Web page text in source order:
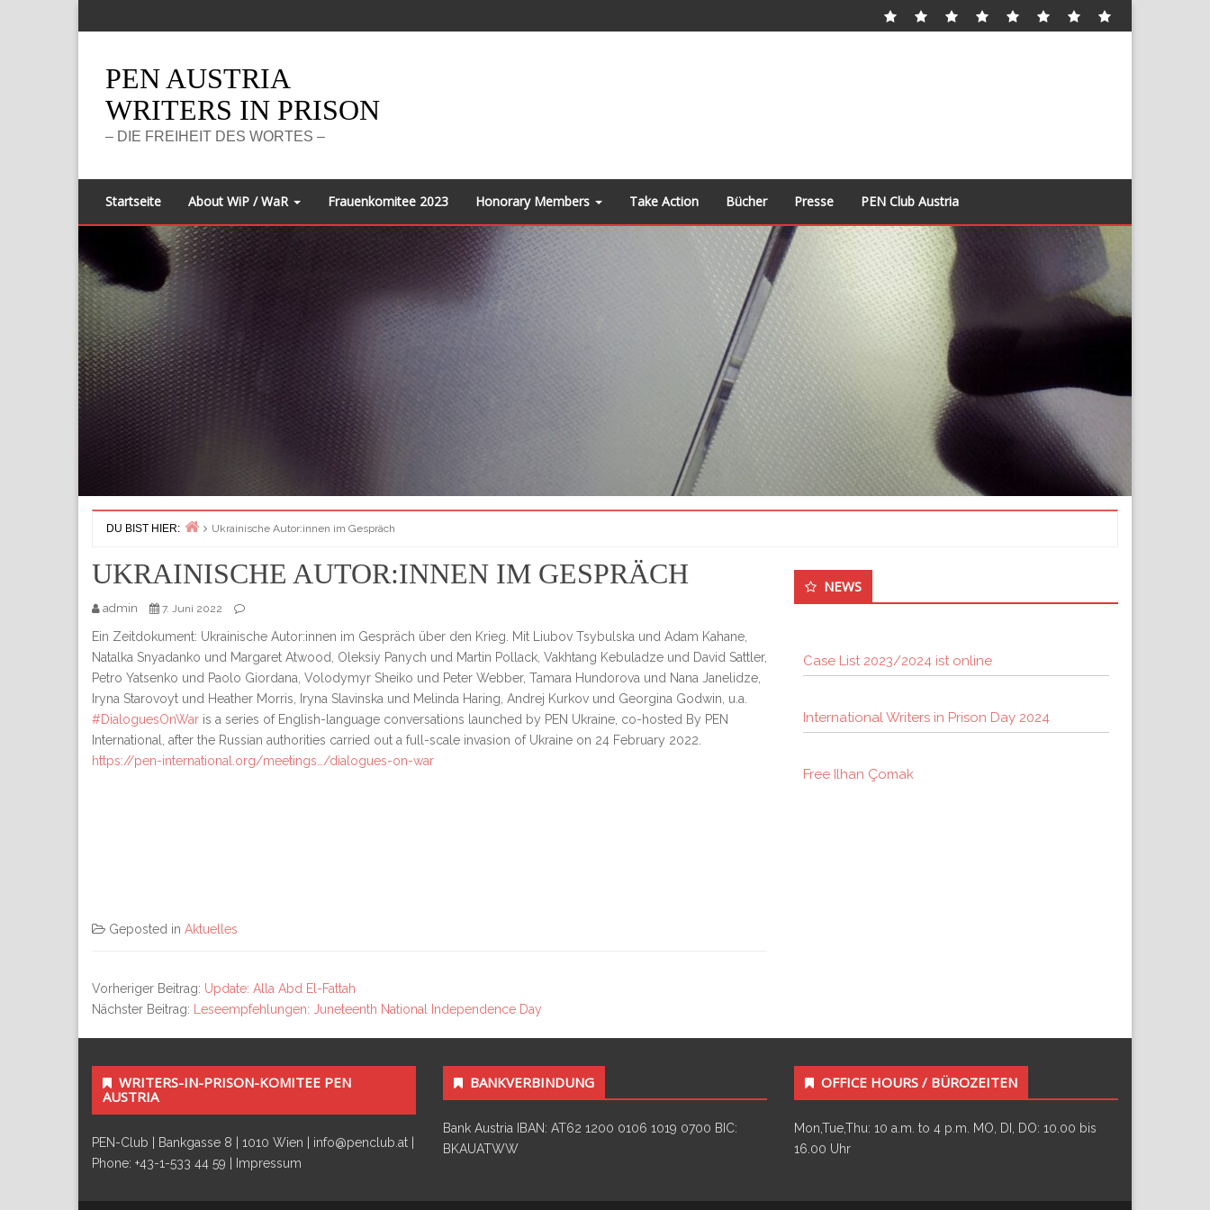
zum
Startseite
About Frauenkomitee
Honorary
Take
BücherPresse
PEN AUSTRIA
WRITERS IN PRISON
– DIE FREIHEIT DES WORTES –
Startseite About WiP / WaR Frauenkomitee 2023 Honorary Members Take Action Bücher Presse PEN Club Austria
DU BIST HIER:
Ukrainische Autor:innen im Gespräch
UKRAINISCHE AUTOR:INNEN IM GESPRÄCH
admin 7. Juni 2022
Ein Zeitdokument: Ukrainische Autor:innen im Gespräch über den Krieg. Mit Liubov Tsybulska und Adam Kahane,
Natalka Snyadanko und Margaret Atwood, Oleksiy Panych und Martin Pollack, Vakhtang Kebuladze und David Sattler,
Petro Yatsenko und Paolo Giordana, Volodymyr Sheiko und Peter Webber, Tamara Hundorova und Nana Janelidze,
Iryna Starovoyt und Heather Morris, Iryna Slavinska und Melinda Haring, Andrej Kurkov und Georgina Godwin, u.a.
#DialoguesOnWar is a series of English-language conversations launched by PEN Ukraine, co-hosted By PEN
International, after the Russian authorities carried out a full-scale invasion of Ukraine on 24 February 2022.
https://pen-international.org/meetings…/dialogues-on-war
Geposted in Aktuelles
Vorheriger Beitrag: Update: Alla Abd El-Fattah
Nächster Beitrag:
Leseempfehlungen: Juneteenth National Independence Day
Untergeordnet
Seitenleiste
NEWS
Case List 2023/2024 ist online
International Writers in Prison Day 2024
Free Ilhan Çomak
WRITERS-IN-PRISON-KOMITEE PEN
AUSTRIA
PEN-Club | Bankgasse 8 | 1010 Wien | info@penclub.at |
Phone: +43-1-533 44 59 |
Impressum
BANKVERBINDUNG
Bank Austria IBAN: AT62 1200 0106 1019 0700 BIC:
BKAUATWW
OFFICE HOURS / BÜROZEITEN
Mon,Tue,Thu: 10 a.m. to 4 p.m. MO, DI, DO: 10.00 bis
16.00 Uhr